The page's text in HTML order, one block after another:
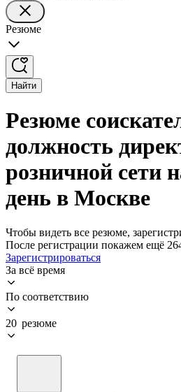
Резюме
Найти
Резюме
должность
розничной сети
день в Москве
Чтобы видеть все резюме,
После регистрации покажем ещё
Зарегистрироваться
За всё время
По соответствию
20 резюме